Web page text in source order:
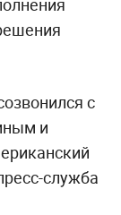
с
и
служба